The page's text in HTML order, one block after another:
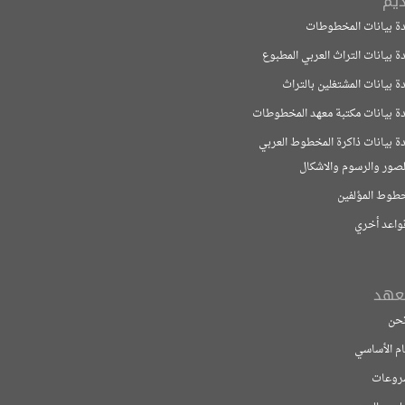
المخطوطات
التراث العربي المطبوع
المشتغلين بالتراث
مكتبة معهد المخطوطات
ذاكرة المخطوط العربي
والاشكال